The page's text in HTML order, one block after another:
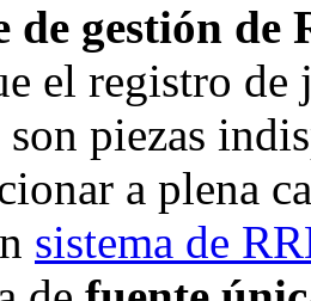
de gestión
el registro
piezas
a plena
sistema de